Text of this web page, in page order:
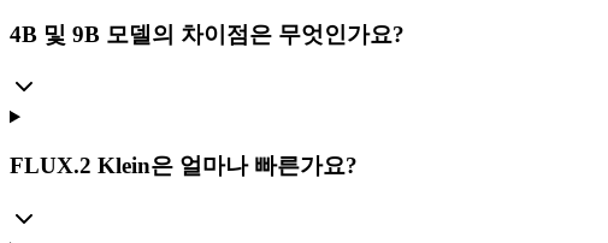
4B 및 9B 모델의 차이점은 무엇인가요?
FLUX.2 Klein은 얼마나 빠른가요?